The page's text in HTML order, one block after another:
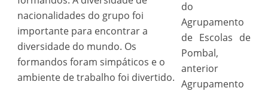
nacionalidades do grupo foi
importante para encontrar a
diversidade do mundo. Os
formandos foram simpáticos e o
ambiente de trabalho foi divertido.
do
Agrupamento
de Escolas de
Pombal,
anterior
Agrupamento